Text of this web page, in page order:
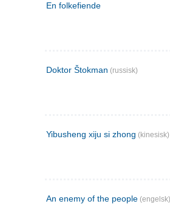
En folkefiende
Doktor Štokman (russisk)
Yibusheng xiju si zhong (kinesisk)
An enemy of the people (engelsk)